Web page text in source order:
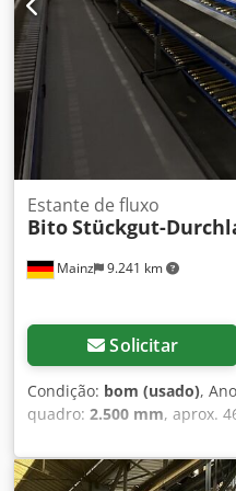
Mainz 9.241 km
Estante de fluxo
BitoStückgut-
Solicitar
Condição: bom (usado),
quadro: 2.500 mm, aprox.
caixas e contentores,
: Preço por módulo ex
desmontagem, etc.